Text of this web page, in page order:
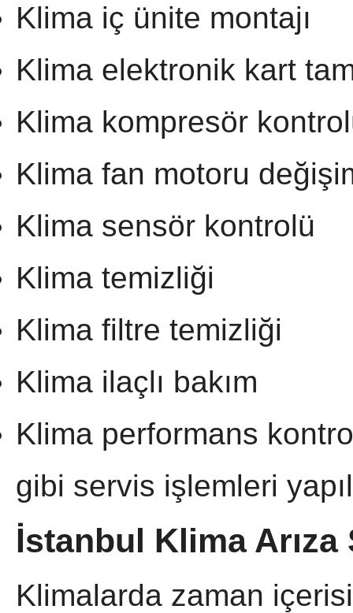
Klima iç ünite montajı
Klima elektronik kart
Klima kompresör
Klima fan motoru
Klima sensör kontrolü
Klima temizliği
Klima filtre temizliği
Klima ilaçlı bakım
Klima performans
gibi servis işlemleri
İstanbul Klima Arıza
Klimalarda zaman